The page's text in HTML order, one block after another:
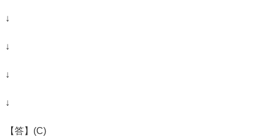
↓
↓
↓
↓
【答】(C)